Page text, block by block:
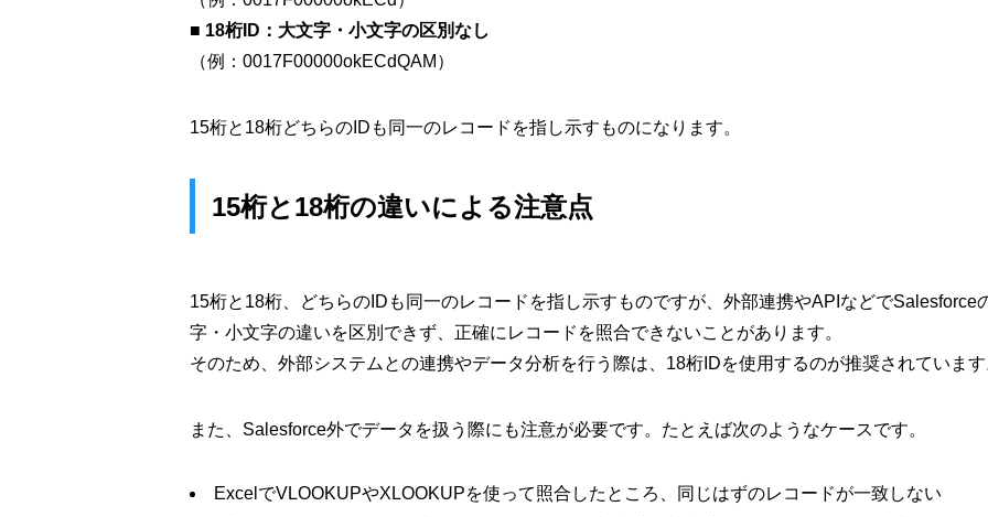
■ 18桁ID：大文字・小文字の区別なし
（例：0017F00000okECdQAM）
15桁と18桁どちらのIDも同一のレコードを指し示すものになります。
15桁と18桁の違いによる注意点
15桁と18桁、どちらのIDも同一のレコードを指し示すものですが、外部連携やAPIなどでSalesforce
字・小文字の違いを区別できず、正確にレコードを照合できないことがあります。
そのため、外部システムとの連携やデータ分析を行う際は、18桁IDを使用するのが推奨されていま
また、Salesforce外でデータを扱う際にも注意が必要です。たとえば次のようなケースです。
ExcelでVLOOKUPやXLOOKUPを使って照合したところ、同じはずのレコードが一致しない